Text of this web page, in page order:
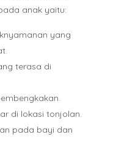
anak yaitu:
yang
terasa di
di lokasi tonjolan.
pada bayi dan